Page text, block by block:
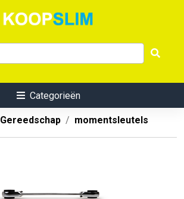
Categorieën
Gereedschap momentsleutels